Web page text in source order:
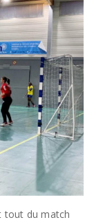
tout du match